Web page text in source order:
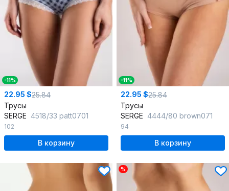
-11%
22.95 $25.84
Трусы
SERGE 4518/33 patt0701
102
В корзину
-11%
22.95 $25.84
Трусы
SERGE 4444/80 brown071
94
В корзину
%